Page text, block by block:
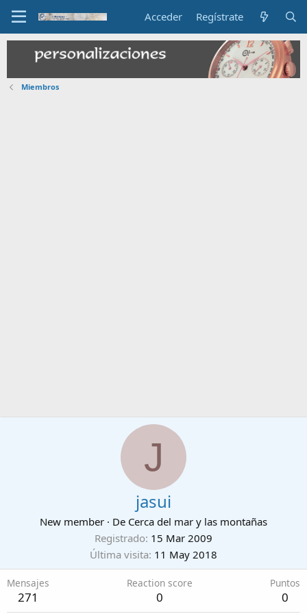
Acceder Regístrate
Miembros
J
jasui
New member · De Cerca del mar y las montañas
Registrado 15 Mar 2009
Última visita 11 May 2018
Mensajes
271
Reaction score
0
Puntos
0